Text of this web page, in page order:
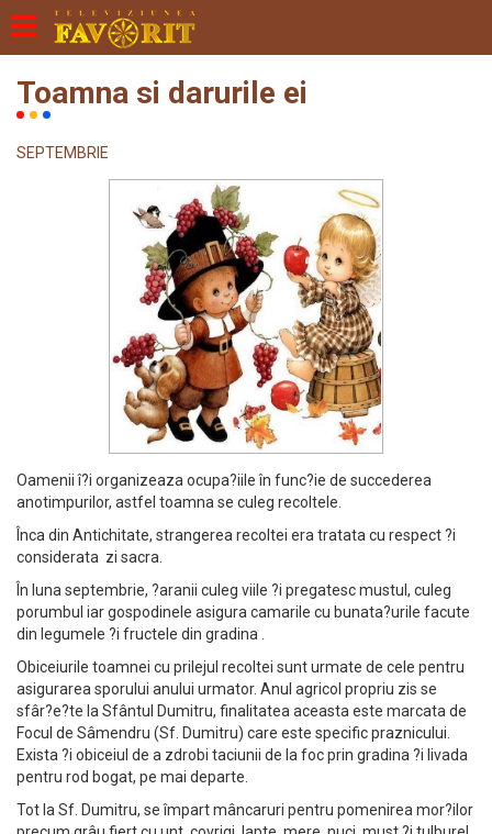
Toamna si darurile ei
SEPTEMBRIE
Oamenii î?i organizeaza ocupa?iile în func?ie de succederea
anotimpurilor, astfel toamna se culeg recoltele.
Înca din Antichitate, strangerea recoltei era tratata cu respect ?i
considerata zi sacra.
În luna septembrie, ?aranii culeg viile ?i pregatesc mustul, culeg
porumbul iar gospodinele asigura camarile cu bunata?urile facute
din legumele ?i fructele din gradina .
Obiceiurile toamnei cu prilejul recoltei sunt urmate de cele pentru
asigurarea sporului anului urmator. Anul agricol propriu zis se
sfâr?e?te la Sfântul Dumitru, finalitatea aceasta este marcata de
Focul de Sâmendru (Sf. Dumitru) care este specific praznicului.
Exista ?i obiceiul de a zdrobi taciunii de la foc prin gradina ?i livada
pentru rod bogat, pe mai departe.
Tot la Sf. Dumitru, se împart mâncaruri pentru pomenirea mor?ilor